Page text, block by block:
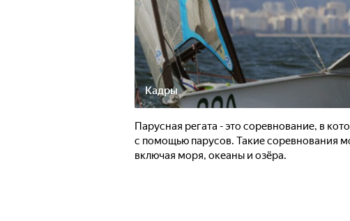
Кадры
Парусная регата - это соревнование, в
с помощью парусов. Такие соревнования
включая моря, океаны и озёра.